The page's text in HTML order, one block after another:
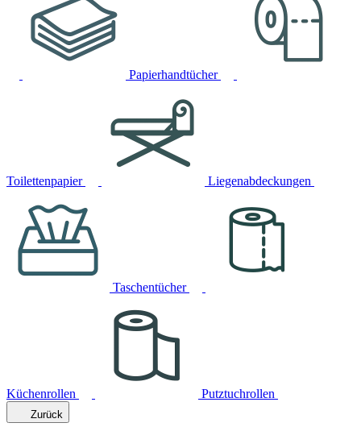
Papierhandtücher
Toilettenpapier Liegenabdeckungen
Taschentücher
Küchenrollen Putztuchrollen
Zurück